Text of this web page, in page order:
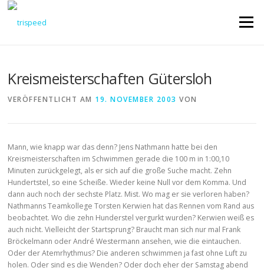
Direkt
Menü
Kreismeisterschaften Gütersloh
VERÖFFENTLICHT AM 19. NOVEMBER 2003 VON
Mann, wie knapp war das denn? Jens Nathmann hatte bei den
Kreismeisterschaften im Schwimmen gerade die 100 m in 1:00,10
Minuten zurückgelegt, als er sich auf die große Suche macht. Zehn
Hundertstel, so eine Scheiße. Wieder keine Null vor dem Komma. Und
dann auch noch der sechste Platz. Mist. Wo mag er sie verloren haben?
Nathmanns Teamkollege Torsten Kerwien hat das Rennen vom Rand aus
beobachtet. Wo die zehn Hunderstel vergurkt wurden? Kerwien weiß es
auch nicht. Vielleicht der Startsprung? Braucht man sich nur mal Frank
Bröckelmann oder André Westermann ansehen, wie die eintauchen.
Oder der Atemrhythmus? Die anderen schwimmen ja fast ohne Luft zu
holen. Oder sind es die Wenden? Oder doch eher der Samstag abend